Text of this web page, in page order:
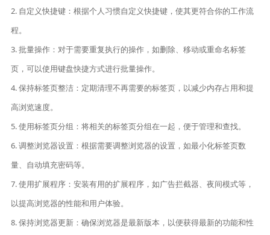
2. 自定义快捷键：根据个人习惯自定义快捷键，使其更符合你的工作流
程。
3. 批量操作：对于需要重复执行的操作，如删除、移动或重命名标签
页，可以使用键盘快捷方式进行批量操作。
4. 保持标签页整洁：定期清理不再需要的标签页，以减少内存占用和提
高浏览速度。
5. 使用标签页分组：将相关的标签页分组在一起，便于管理和查找。
6. 调整浏览器设置：根据需要调整浏览器的设置，如最小化标签页数
量、自动填充密码等。
7. 使用扩展程序：安装有用的扩展程序，如广告拦截器、夜间模式等，
以提高浏览器的性能和用户体验。
8. 保持浏览器更新：确保浏览器是最新版本，以便获得最新的功能和性